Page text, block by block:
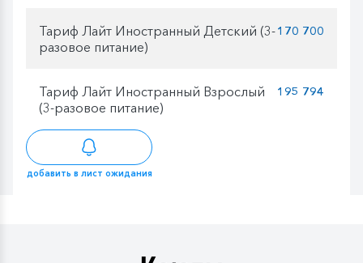
Тариф Лайт Иностранный Детский (3-
разовое питание)
170 700
Тариф Лайт Иностранный Взрослый
(3-разовое питание)
195 794
добавить в лист ожидания